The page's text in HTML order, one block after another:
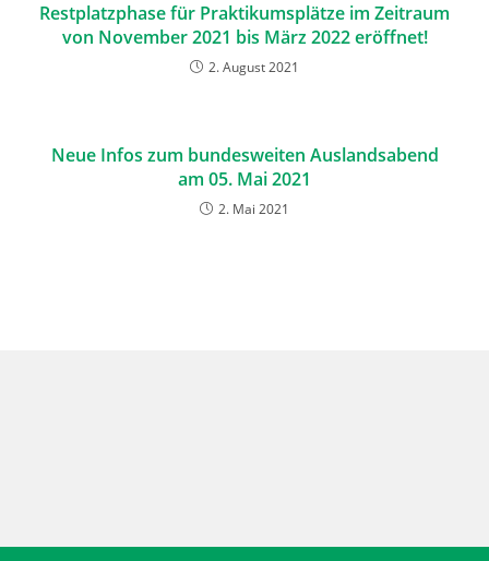
Restplatzphase für Praktikumsplätze im Zeitraum
von November 2021 bis März 2022 eröffnet!
2. August 2021
Neue Infos zum bundesweiten Auslandsabend
am 05. Mai 2021
2. Mai 2021